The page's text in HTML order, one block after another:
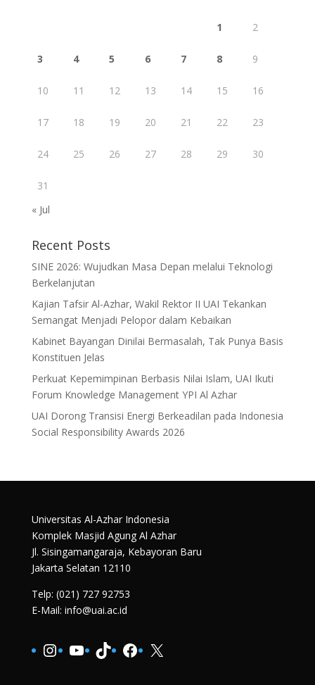
1 2
3 4 5 6 7 8 9
10 11 12 13 14 15 16
17 18 19 20 21 22 23
24 25 26 27 28 29 30
31
« Jul
Recent Posts
SINE 2026: Wujudkan Masa Depan melalui Teknologi
Berkelanjutan
Kajian Tafsir Al-Azhar, Wakil Rektor II UAI Tekankan
Semangat Menjadi Pelopor dalam Kebaikan
Kabinet Bayangan Dinilai Bermasalah, Tak Punya Basis
Konstituen Jelas
Perkuat Kepemimpinan Berbasis Nilai Islam, UAI Ikuti
Forum Knowledge Management YPI Al Azhar
UAI Dorong Transisi Energi Berkeadilan pada Indonesia
Social Responsibility Awards 2026
Universitas Al-Azhar Indonesia
Komplek Masjid Agung Al Azhar
Jl. Sisingamangaraja, Kebayoran Baru
Jakarta Selatan 12110
Telp: (021) 727 92753
E-Mail: info@uai.ac.id
Instagram
YouTube
TikTokFacebook
X